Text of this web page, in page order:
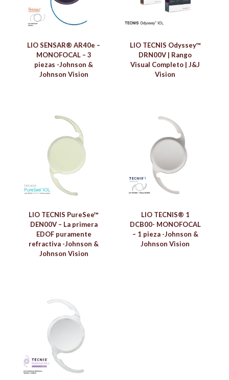
LIO SENSAR® AR40e –
MONOFOCAL – 3
piezas -Johnson &
Johnson Vision
LIO TECNIS Odyssey™
DRN00V | Rango
Visual Completo | J&J
Vision
LIO TECNIS PureSee™
DEN00V – La primera
EDOF puramente
refractiva -Johnson &
Johnson Vision
LIO TECNIS® 1
DCB00- MONOFOCAL
– 1 pieza -Johnson &
Johnson Vision